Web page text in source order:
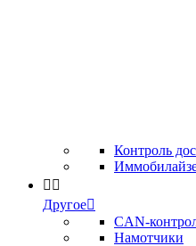
Контроль
 
Другое
CAN-
Намотчики